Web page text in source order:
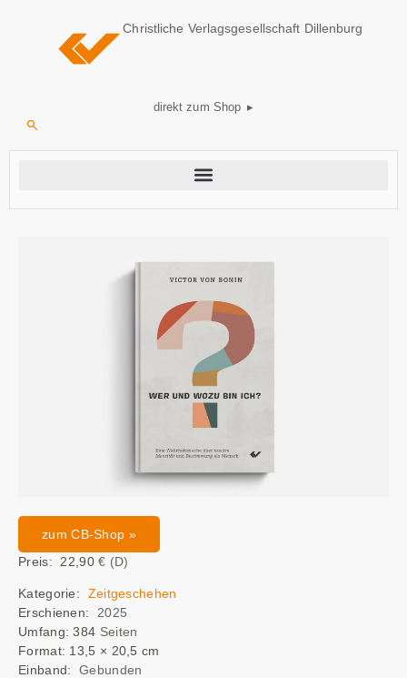
Christliche Verlagsgesellschaft Dillenburg
direkt zum Shop ▸
zum CB-Shop »
Preis: 22,90€ (D)
Kategorie: Zeitgeschehen
Erschienen: 2025
Umfang: 384 Seiten
Format: 13,5 × 20,5 cm
Einband: Gebunden